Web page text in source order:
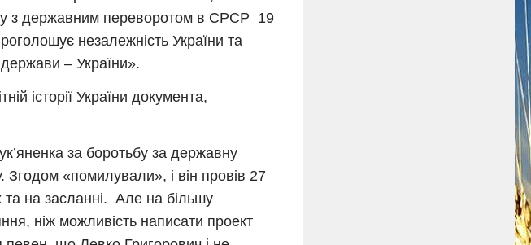
з державним переворотом в СРСР 19
незалежність України та
– України».
історії України документа,
за боротьбу за державну
Згодом «помилували», і він провів 27
та на засланні. Але на більшу
ніж можливість написати проект